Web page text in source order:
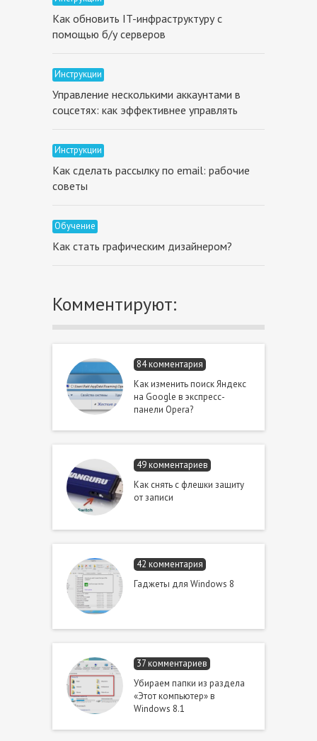
Как обновить IT-инфраструктуру с
помощью б/у серверов
Инструкции
Управление несколькими аккаунтами в
соцсетях: как эффективнее управлять
Инструкции
Как сделать рассылку по email: рабочие
советы
Обучение
Как стать графическим дизайнером?
Комментируют:
84 комментария
Как изменить поиск Яндекс
на Google в экспресс-
панели Opera?
49 комментариев
Как снять с флешки защиту
от записи
42 комментария
Гаджеты для Windows 8
37 комментариев
Убираем папки из раздела
«Этот компьютер» в
Windows 8.1